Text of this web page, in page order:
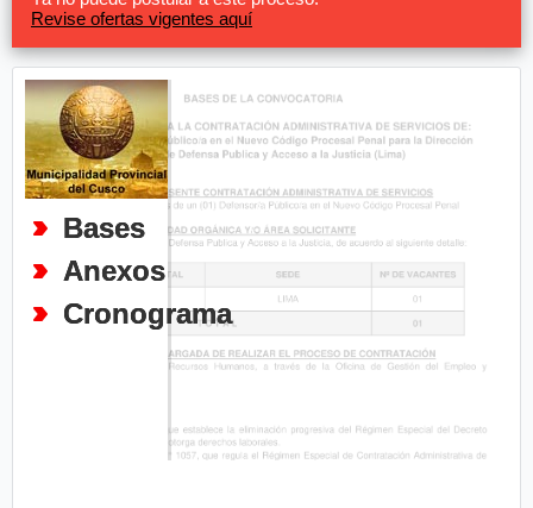
Revise ofertas vigentes aquí
Bases
Anexos
Cronograma